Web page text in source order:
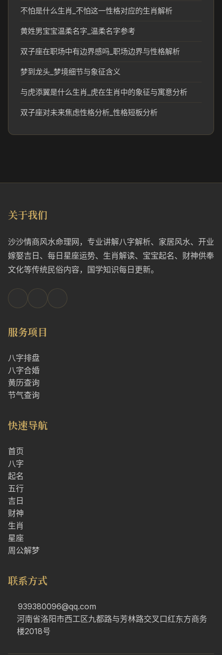
不怕是什么生肖_不怕这一性格对应的生肖解析
黄姓男宝宝温柔名字_温柔名字参考
双子座在职场中有边界感吗_职场边界与性格解析
梦到龙头_梦境细节与象征含义
与虎添翼是什么生肖_虎在生肖中的象征与寓意分析
双子座对未来焦虑性格分析_性格短板分析
关于我们
沙沙情商风水命理网，专业讲解八字解析、家居风水、开业
嫁娶吉日、每日星座运势、生肖解读、宝宝起名、财神供奉
文化等传统民俗内容，国学知识每日更新。
服务项目
八字排盘
八字合婚
黄历查询
节气查询
快速导航
首页
八字
起名
五行
吉日
财神
生肖
星座
周公解梦
联系方式
939380096@qq.com
河南省洛阳市西工区九都路与芳林路交叉口红东方商务
楼2018号